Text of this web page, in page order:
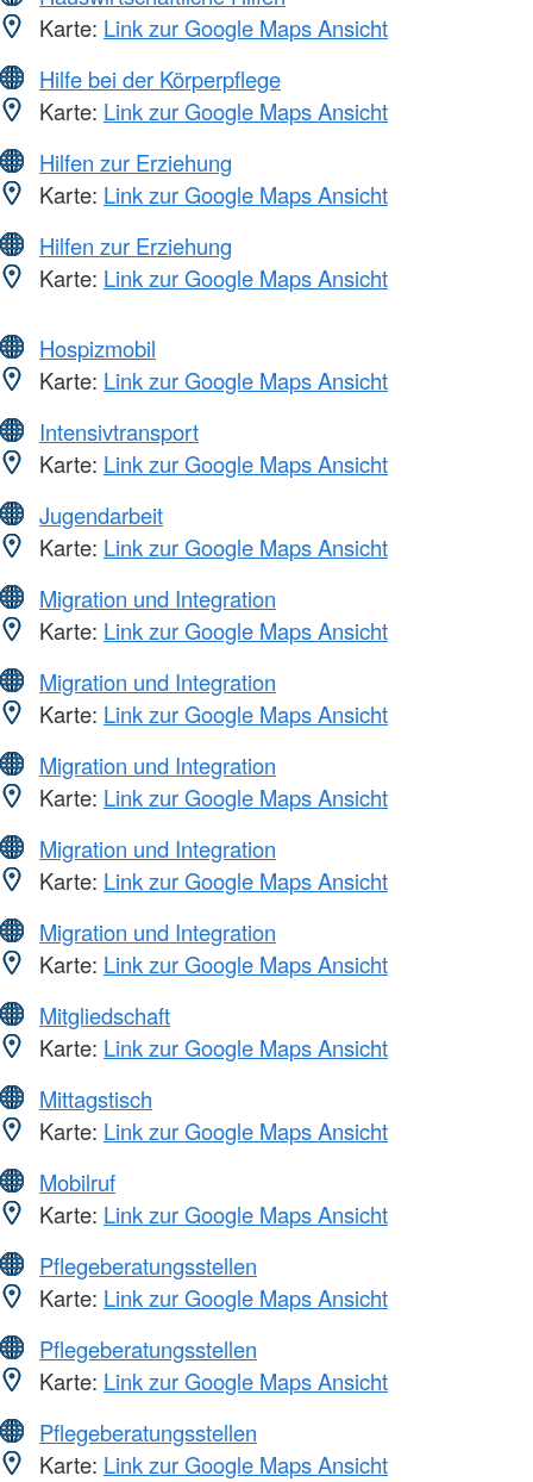
Karte: Link zur Google Maps Ansicht
Hilfe bei der Körperpflege
Karte: Link zur Google Maps Ansicht
Hilfen zur Erziehung
Karte: Link zur Google Maps Ansicht
Hilfen zur Erziehung
Karte: Link zur Google Maps Ansicht
Hospizmobil
Karte: Link zur Google Maps Ansicht
Intensivtransport
Karte: Link zur Google Maps Ansicht
Jugendarbeit
Karte: Link zur Google Maps Ansicht
Migration und Integration
Karte: Link zur Google Maps Ansicht
Migration und Integration
Karte: Link zur Google Maps Ansicht
Migration und Integration
Karte: Link zur Google Maps Ansicht
Migration und Integration
Karte: Link zur Google Maps Ansicht
Migration und Integration
Karte: Link zur Google Maps Ansicht
Mitgliedschaft
Karte: Link zur Google Maps Ansicht
Mittagstisch
Karte: Link zur Google Maps Ansicht
Mobilruf
Karte: Link zur Google Maps Ansicht
Pflegeberatungsstellen
Karte: Link zur Google Maps Ansicht
Pflegeberatungsstellen
Karte: Link zur Google Maps Ansicht
Pflegeberatungsstellen
Karte: Link zur Google Maps Ansicht